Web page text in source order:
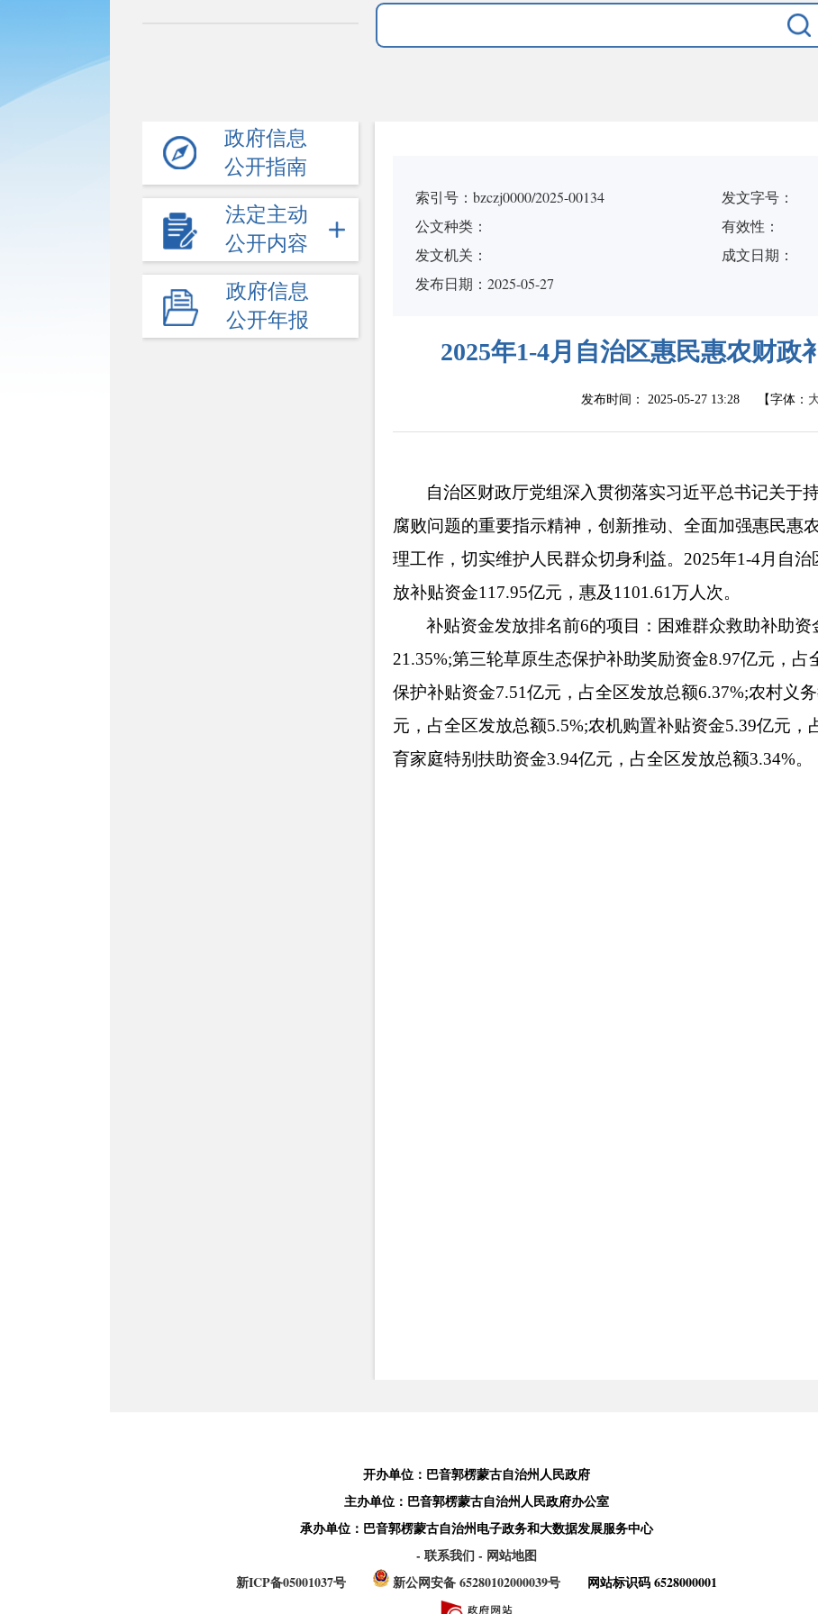
政府信息
公开指南
法定主动
公开内容
政府信息
公开年报
索引号：bzczj0000/2025-00134
发文字号：
公文种类：
有效性：
发文机关：
成文日期：
发布日期：2025-05-27
2025年1-4月自治区惠民惠农财政
发布时间： 2025-05-27 13:28 【字体：
自治区财政厅党组深入贯彻落实习近平总书记关于
腐败问题的重要指示精神，创新推动、全面加强惠民惠
理工作，切实维护人民群众切身利益。2025年1-4月自
放补贴资金117.95亿元，惠及1101.61万人次。
补贴资金发放排名前6的项目：困难群众救助补助
21.35%;第三轮草原生态保护补助奖励资金8.97亿元，占
保护补贴资金7.51亿元，占全区发放总额6.37%;农村义
元，占全区发放总额5.5%;农机购置补贴资金5.39亿元，
育家庭特别扶助资金3.94亿元，占全区发放总额3.34%。
开办单位：巴音郭楞蒙古自治州人民政府
主办单位：巴音郭楞蒙古自治州人民政府办公室
承办单位：巴音郭楞蒙古自治州电子政务和大数据发展服务中心
- 联系我们- 网站地图
新ICP备05001037号
新公网安备 65280102000039号 网站标识码 6528000001